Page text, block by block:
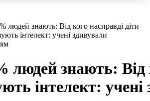
людей знають: Від кого насправді діти
інтелект: учені здивували
людей знають: Від
інтелект: